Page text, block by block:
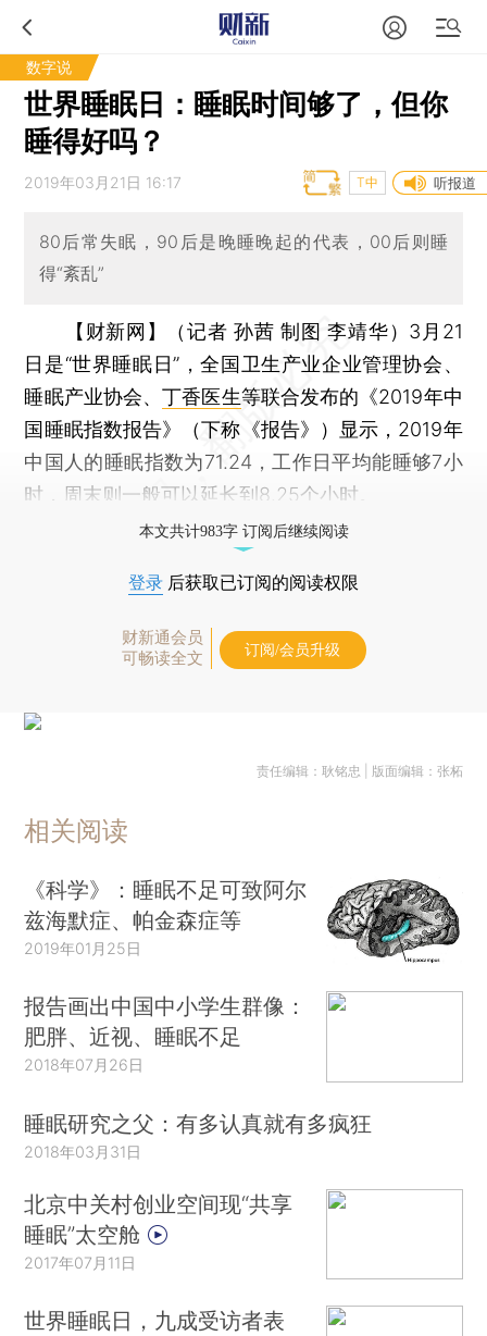
数字说
世界睡眠日：睡眠时间够了，但你
睡得好吗？
2019年03月21日 16:17 听报道
T中
80后常失眠，90后是晚睡晚起的代表，00后则睡
得“紊乱”
【财新网】（记者 孙茜 制图 李靖华） 3月21
日是“世界睡眠日”，全国卫生产业企业管理协会、
睡眠产业协会、丁香医生等联合发布的《2019年中
国睡眠指数报告》（下称《报告》）显示，2019年
中国人的睡眠指数为71.24，工作日平均能睡够7小
时，周末则一般可以延长到8.25个小时。
本文共计983字 订阅后继续阅读
登录 后获取已订阅的阅读权限
财新通会员
可畅读全文
订阅/会员升级
责任编辑：耿铭忠 | 版面编辑：张柘
相关阅读
《科学》：睡眠不足可致阿尔
兹海默症、帕金森症等
2019年01月25日
报告画出中国中小学生群像：
肥胖、近视、睡眠不足
2018年07月26日
睡眠研究之父：有多认真就有多疯狂
2018年03月31日
北京中关村创业空间现“共享
睡眠”太空舱
2017年07月11日
世界睡眠日，九成受访者表